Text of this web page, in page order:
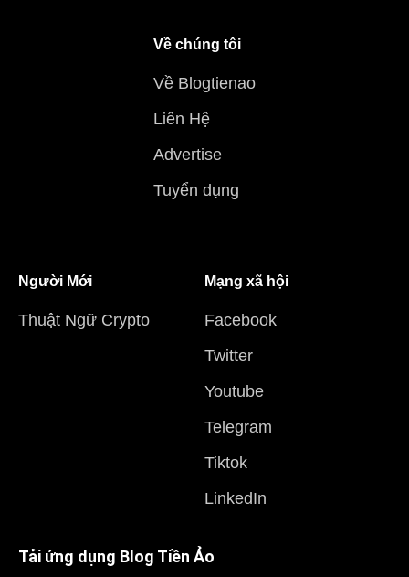
Về chúng tôi
Về Blogtienao
Liên Hệ
Advertise
Tuyển dụng
Người Mới
Thuật Ngữ Crypto
Mạng xã hội
Facebook
Twitter
Youtube
Telegram
Tiktok
LinkedIn
Tải ứng dụng Blog Tiền Ảo